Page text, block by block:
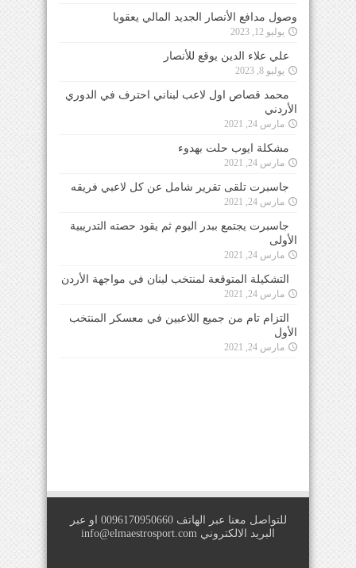
وصول مدافع الأنصار الجديد المالي يعقوبا
يوليو 12, 2023
علي علاء الدين يوقع للأنصار
يوليو 8, 2023
محمد قصاص اول لاعب لبناني احترف في الدوري
الأردني
مارس 24, 2021
مشكلة ايوب حلت بهدوء
مارس 24, 2021
جاسبرت تلقى تقرير شامل عن كل لاعبي فريقه
مارس 24, 2021
جاسبرت يجتمع ببدر اليوم ثم يقود حصته التدريبية
الأولى
مارس 24, 2021
التشكيلة المتوقعة لمنتخب لبنان في مواجهة الأردن
مارس 24, 2021
التزام تام من جميع اللاعبين في معسكر المنتخب
الأول
مارس 24, 2021
للتواصل معنا عبر الهاتف 0096170950660 او عبر
البريد الالكتروني info@elmaestrosport.com